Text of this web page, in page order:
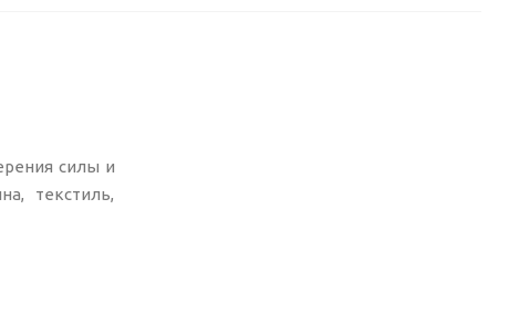
силы и
текстиль,